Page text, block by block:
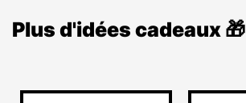
Plus d'idées cadeaux 🎁